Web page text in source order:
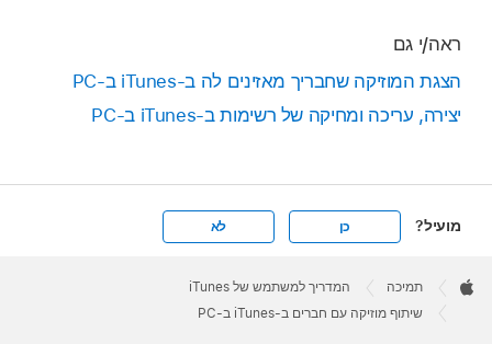
ראה/י גם
הצגת המוזיקה שחבריך מאזינים לה ב-iTunes ב-PC
יצירה, עריכה ומחיקה של רשימות ב‑iTunes ב‑PC
מועיל? כן לא
Footer

Apple
תמיכה
המדריך למשתמש של iTunes
שיתוף מוזיקה עם חברים ב‑iTunes ב‑PC